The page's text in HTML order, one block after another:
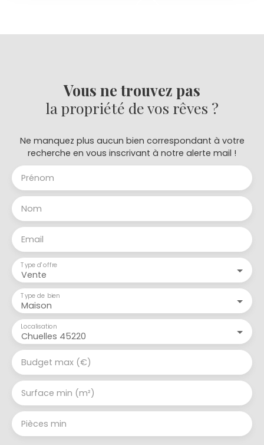
Vous ne trouvez pas
la propriété de vos rêves ?
Ne manquez plus aucun bien correspondant à votre
recherche en vous inscrivant à notre alerte mail !
Prénom
Nom
Email
Vente
Type d'offre
Maison
Type de bien
Chuelles 45220
Localisation
Budget max (€)
Surface min (m²)
Pièces min